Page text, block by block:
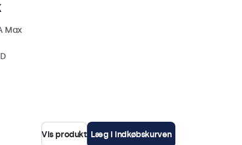
Max
Vis produkt Læg i indkøbskurven